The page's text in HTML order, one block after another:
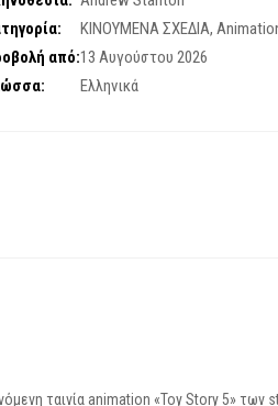
ΚΙΝΟΥΜΕΝΑ ΣΧΕΔΙΑ,
από:13 Αυγούστου 2026
Ελληνικά
ταινία animation «Toy Story 5» των